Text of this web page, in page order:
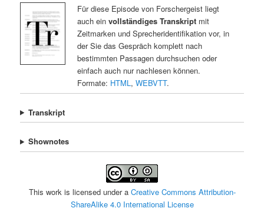
Für diese Episode von Forschergeist liegt
auch ein vollständiges Transkriptmit
Zeitmarken und Sprecheridentifikation vor, in
der Sie das Gespräch komplett nach
bestimmten Passagen durchsuchen oder
einfach auch nur nachlesen können.
Formate: HTML, WEBVTT.
Transkript
Shownotes
This work is licensed under a Creative Commons Attribution-
ShareAlike 4.0 International License